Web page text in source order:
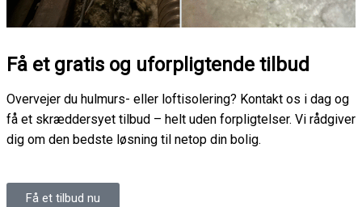
Få et gratis og uforpligtende tilbud
Overvejer du hulmurs- eller loftisolering? Kontakt os i dag og
få et skræddersyet tilbud – helt uden forpligtelser. Vi rådgiver
dig om den bedste løsning til netop din bolig.
Få et tilbud nu